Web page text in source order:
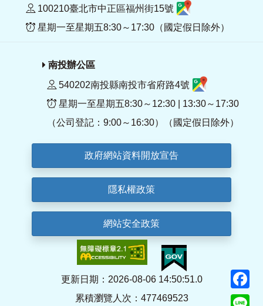
100210臺北市中正區福州街15號
星期一至星期五8:30～17:30（國定假日除外）
南投辦公區
540202南投縣南投市省府路4號
星期一至星期五8:30～12:30 | 13:30～17:30
（公司登記：9:00～16:30）（國定假日除外）
政府網站資料開放宣告
隱私權政策
網站安全政策
更新日期：2026-08-06 14:50:51.0
累積瀏覽人次：477469523